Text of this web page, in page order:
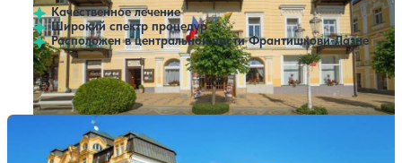
Качественное лечение
Широкий спектр процедур
Расположен в центральной части Франтишкови-Лазне
Профилей лечения:1
Санаторий Kijev
Франтишкови-Лазне
Нет цен или свободных мест на выбранные даты
Выбрать другой вариант